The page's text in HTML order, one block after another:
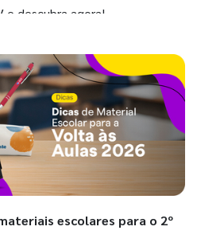
e descubra agora!
escolares para o 2º